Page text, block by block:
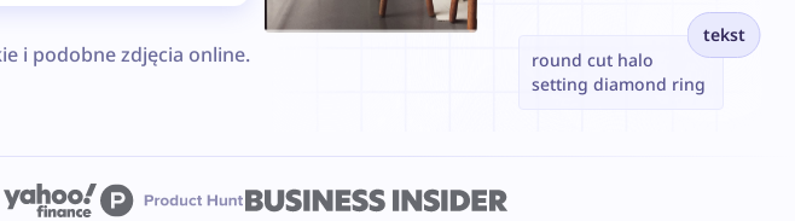
i podobne zdjęcia online.
round cut halo
setting diamond ring
tekst